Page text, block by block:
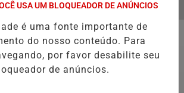
DO BANCO CENTRAL, DIZEMMENU
USA UM BLOQUEADOR DE ANÚNCIOS
é uma fonte importante de
do nosso conteúdo. Para
por favor desabilite seu
de anúncios.